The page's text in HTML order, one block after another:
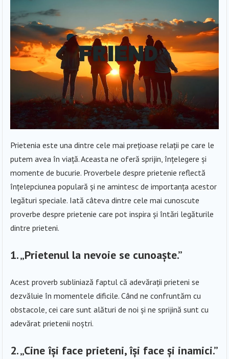
Prietenia este una dintre cele mai prețioase relații pe care le
putem avea în viață. Aceasta ne oferă sprijin, înțelegere și
momente de bucurie. Proverbele despre prietenie reflectă
înțelepciunea populară și ne amintesc de importanța acestor
legături speciale. Iată câteva dintre cele mai cunoscute
proverbe despre prietenie care pot inspira și întări legăturile
dintre prieteni.
1.„Prietenul la nevoie se cunoaște.”
Acest proverb subliniază faptul că adevărații prieteni se
dezvăluie în momentele dificile. Când ne confruntăm cu
obstacole, cei care sunt alături de noi și ne sprijină sunt cu
adevărat prietenii noștri.
2.„Cine își face prieteni, își face și inamici.”